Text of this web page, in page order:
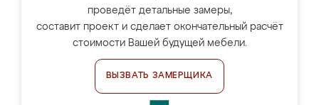
проведёт детальные замеры,
составит проект и сделает окончательный расчёт
стоимости Вашей будущей мебели.
ВЫЗВАТЬ ЗАМЕРЩИКА